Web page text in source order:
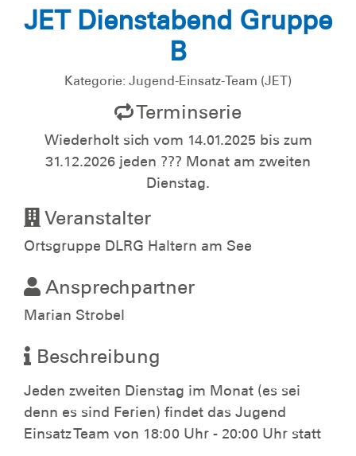
JET Dienstabend Gruppe
B
Kategorie: Jugend-Einsatz-Team (JET)
Terminserie
Wiederholt sich vom 14.01.2025 bis zum
31.12.2026 jeden ??? Monat am zweiten
Dienstag.
Veranstalter
Ortsgruppe DLRG Haltern am See
Ansprechpartner
Marian Strobel
Beschreibung
Jeden zweiten Dienstag im Monat (es sei
denn es sind Ferien) findet das Jugend
Einsatz Team von 18:00 Uhr - 20:00 Uhr statt